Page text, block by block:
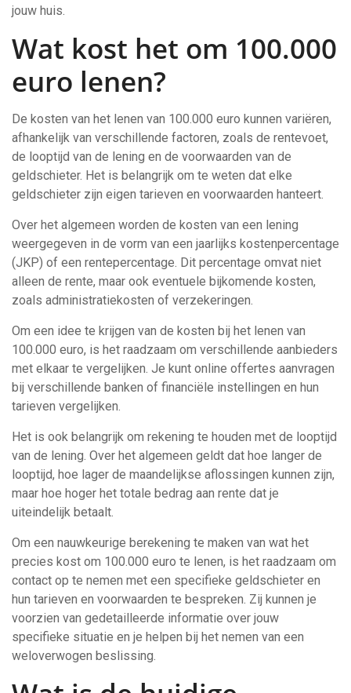
jouw huis.
Wat kost het om 100.000
euro lenen?
De kosten van het lenen van 100.000 euro kunnen variëren,
afhankelijk van verschillende factoren, zoals de rentevoet,
de looptijd van de lening en de voorwaarden van de
geldschieter. Het is belangrijk om te weten dat elke
geldschieter zijn eigen tarieven en voorwaarden hanteert.
Over het algemeen worden de kosten van een lening
weergegeven in de vorm van een jaarlijks kostenpercentage
(JKP) of een rentepercentage. Dit percentage omvat niet
alleen de rente, maar ook eventuele bijkomende kosten,
zoals administratiekosten of verzekeringen.
Om een idee te krijgen van de kosten bij het lenen van
100.000 euro, is het raadzaam om verschillende aanbieders
met elkaar te vergelijken. Je kunt online offertes aanvragen
bij verschillende banken of financiële instellingen en hun
tarieven vergelijken.
Het is ook belangrijk om rekening te houden met de looptijd
van de lening. Over het algemeen geldt dat hoe langer de
looptijd, hoe lager de maandelijkse aflossingen kunnen zijn,
maar hoe hoger het totale bedrag aan rente dat je
uiteindelijk betaalt.
Om een nauwkeurige berekening te maken van wat het
precies kost om 100.000 euro te lenen, is het raadzaam om
contact op te nemen met een specifieke geldschieter en
hun tarieven en voorwaarden te bespreken. Zij kunnen je
voorzien van gedetailleerde informatie over jouw
specifieke situatie en je helpen bij het nemen van een
weloverwogen beslissing.